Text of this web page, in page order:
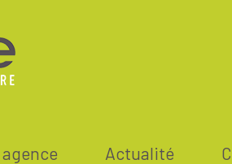
agence actualité